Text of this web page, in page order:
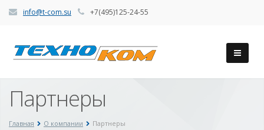
info@t-com.su +7(495)125-24-55
Партнеры
Главная О компании Партнеры